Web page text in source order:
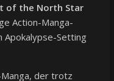
of the North Star
Action-Manga-
Apokalypse-Setting
der trotz